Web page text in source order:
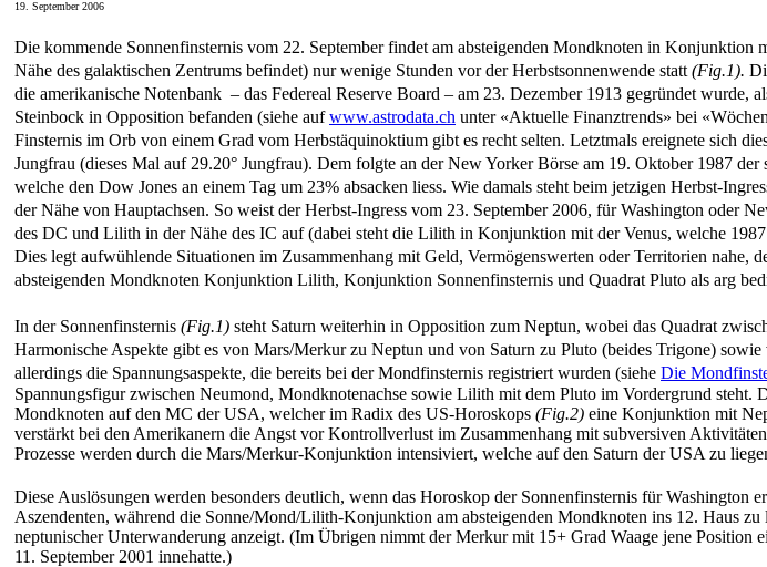
19. September 2006
Die kommende Sonnenfinsternis vom 22. September findet am absteigenden Mondknoten in
Nähe des galaktischen Zentrums befindet) nur wenige Stunden vor der Herbstsonnenwende statt (Fig.1).
die amerikanische Notenbank – das Federeal Reserve Board – am 23. Dezember 1913 gegründet wurde,
Steinbock in Opposition befanden (siehe aufwww.astrodata.ch unter «Aktuelle Finanztrends» bei
Finsternis im Orb von einem Grad vom Herbstäquinoktium gibt es recht selten. Letztmals ereignete sich
Jungfrau (dieses Mal auf 29.20° Jungfrau). Dem folgte an der New Yorker Börse am 19. Oktober 1987
welche den Dow Jones an einem Tag um 23% absacken liess. Wie damals steht beim jetzigen Herbst-
der Nähe von Hauptachsen. So weist der Herbst-Ingress vom 23. September 2006, für Washington oder
des DC und Lilith in der Nähe des IC auf (dabei steht die Lilith in Konjunktion mit der Venus, welche
Dies legt aufwühlende Situationen im Zusammenhang mit Geld, Vermögenswerten oder Territorien nahe,
absteigenden Mondknoten Konjunktion Lilith, Konjunktion Sonnenfinsternis und Quadrat Pluto als arg
In der Sonnenfinsternis (Fig.1) steht Saturn weiterhin in Opposition zum Neptun, wobei das Quadrat
Harmonische Aspekte gibt es von Mars/Merkur zu Neptun und von Saturn zu Pluto (beides Trigone)
allerdings die Spannungsaspekte, die bereits bei der Mondfinsternis registriert wurden (siehe Die
Spannungsfigur zwischen Neumond, Mondknotenachse sowie Lilith mit dem Pluto im Vordergrund steht.
Mondknoten auf den MC der USA, welcher im Radix des US-Horoskops (Fig.2) eine Konjunktion mit
verstärkt bei den Amerikanern die Angst vor Kontrollverlust im Zusammenhang mit subversiven
Prozesse werden durch die Mars/Merkur-Konjunktion intensiviert, welche auf den Saturn der USA zu
Diese Auslösungen werden besonders deutlich, wenn das Horoskop der Sonnenfinsternis für Washington
Aszendenten, während die Sonne/Mond/Lilith-Konjunktion am absteigenden Mondknoten ins 12. Haus
neptunischer Unterwanderung anzeigt. (Im Übrigen nimmt der Merkur mit 15+ Grad Waage jene Position
11. September 2001 innehatte.)